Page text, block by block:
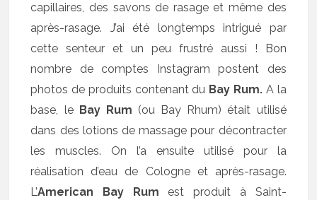
capillaires, des savons de rasage et même des
après-rasage. J’ai été longtemps intrigué par
cette senteur et un peu frustré aussi ! Bon
nombre de comptes Instagram postent des
photos de produits contenant du Bay Rum. A la
base, le Bay Rum (ou Bay Rhum) était utilisé
dans des lotions de massage pour décontracter
les muscles. On l’a ensuite utilisé pour la
réalisation d’eau de Cologne et après-rasage.
L’American Bay Rum est produit à Saint-